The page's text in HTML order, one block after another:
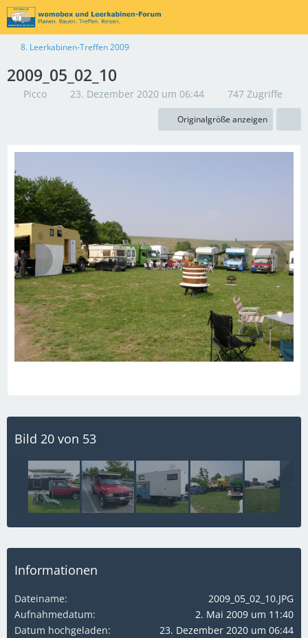
8. Leerkabinen-Treffen 2009
2009_05_02_10
Picco 23. Dezember 2020 um 06:44 747 Zugriffe
Originalgröße anzeigen
Bild 20 von 53
Informationen
Dateiname
2009_05_02_10.JPG
Aufnahmedatum
2. Mai 2009 um 11:40
Datum hochgeladen
23. Dezember 2020 um 06:44